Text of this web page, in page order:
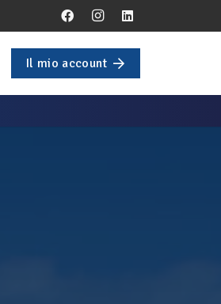
Il mio account